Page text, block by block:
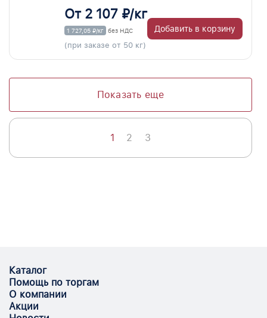
От 2 107 ₽/кг
1 727,05 ₽/кг без НДС
(при заказе от 50 кг)
Добавить в корзину
Показать еще
1 2 3
Каталог
Помощь по торгам
О компании
Акции